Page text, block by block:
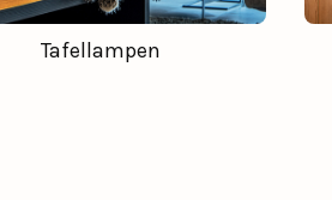
Tafellampen